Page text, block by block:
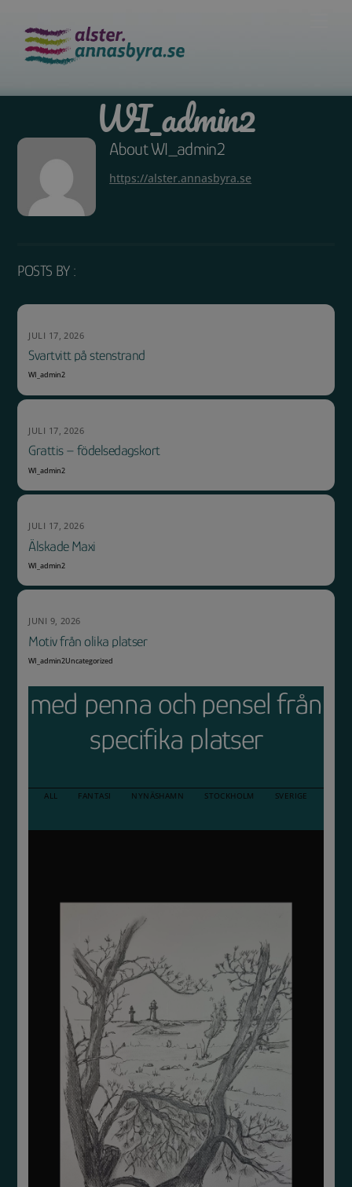
content
WI_admin2
AboutWI_admin2
https://alster.annasbyra.se
POSTS BY :
JULI 17, 2026
Svartvitt på stenstrand
WI_admin2
JULI 17, 2026
Grattis – födelsedagskort
WI_admin2
JULI 17, 2026
Älskade Maxi
WI_admin2
JUNI 9, 2026
Motiv från olika platser
WI_admin2Uncategorized
med penna och pensel från
specifika platser
ALL FANTASI NYNÄSHAMN STOCKHOLM SVERIGE